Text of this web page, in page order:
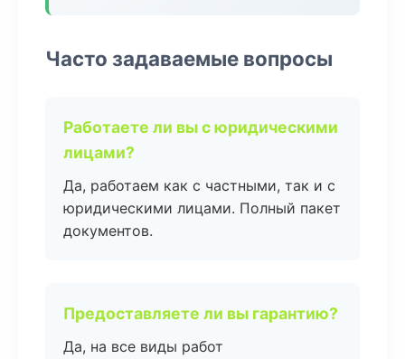
Часто задаваемые вопросы
Работаете ли вы с юридическими
лицами?
Да, работаем как с частными, так и с
юридическими лицами. Полный пакет
документов.
Предоставляете ли вы гарантию?
Да, на все виды работ